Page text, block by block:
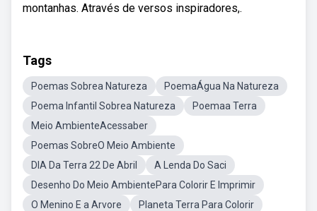
montanhas. Através de versos inspiradores,.
Tags
Poemas Sobrea Natureza
PoemaÁgua Na Natureza
Poema Infantil Sobrea Natureza
Poemaa Terra
Meio AmbienteAcessaber
Poemas SobreO Meio Ambiente
DIA Da Terra 22 De Abril
A Lenda Do Saci
Desenho Do Meio AmbientePara Colorir E Imprimir
O Menino E a Arvore
Planeta Terra Para Colorir